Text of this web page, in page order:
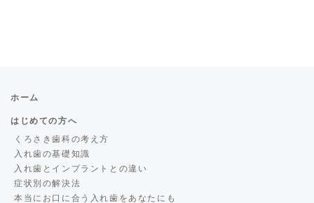
ホーム
はじめての方へ
くろさき歯科の考え方
入れ歯の基礎知識
入れ歯とインプラントとの違い
症状別の解決法
本当にお口に合う入れ歯をあなたにも